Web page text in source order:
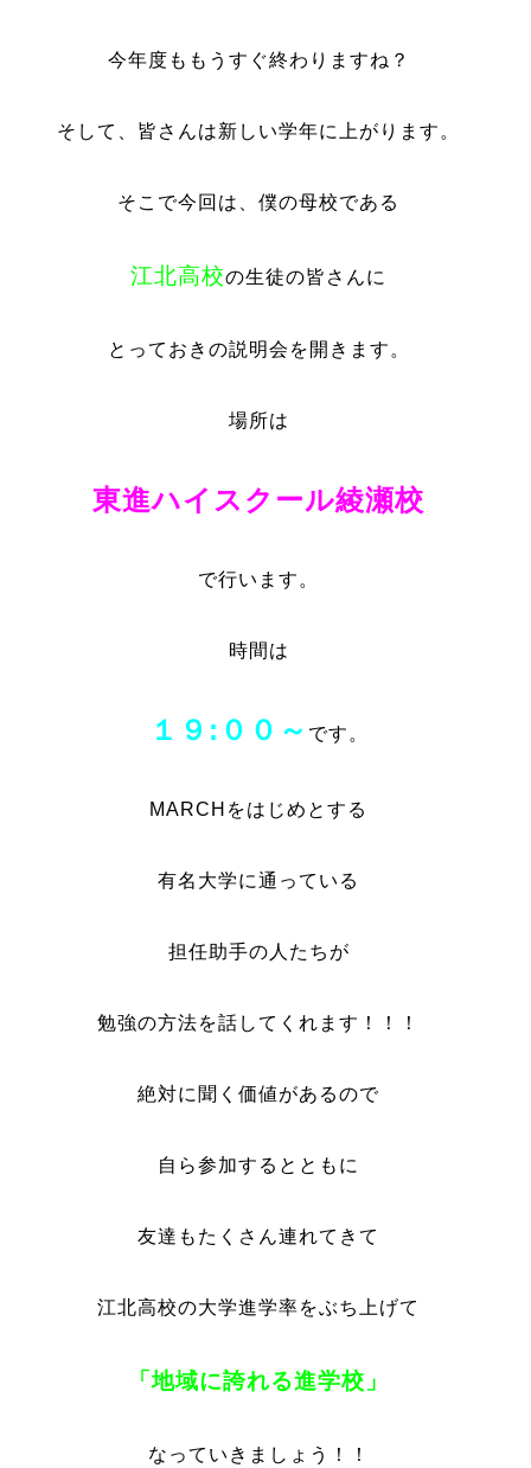
今年度ももうすぐ終わりますね？
そして、皆さんは新しい学年に上がります。
そこで今回は、僕の母校である
江北高校の生徒の皆さんに
とっておきの説明会を開きます。
場所は
東進ハイスクール綾瀬校
で行います。
時間は
１９:００～ です。
MARCHをはじめとする
有名大学に通っている
担任助手の人たちが
勉強の方法を話してくれます！！！
絶対に聞く価値があるので
自ら参加するとともに
友達もたくさん連れてきて
江北高校の大学進学率をぶち上げて
「地域に誇れる進学校」
なっていきましょう！！